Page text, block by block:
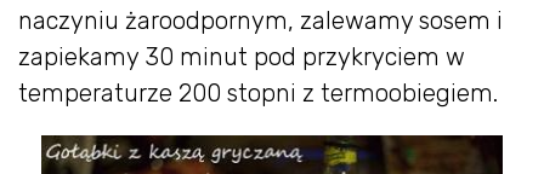
naczyniu żaroodpornym, zalewamy sosem i
zapiekamy 30 minut pod przykryciem w
temperaturze 200 stopni z termoobiegiem.